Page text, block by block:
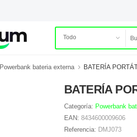
Powerbank bateria externa BATERÍA
BATERÍA
Categoría: Powerbank
EAN: 8434600009606
Referencia: DMJ073